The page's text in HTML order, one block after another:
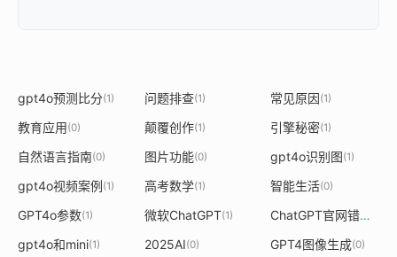
gpt4o预测比分(1) 问题排查(1) 常见原因(1)
教育应用(0) 颠覆创作(1) 引擎秘密(1)
自然语言指南(0) 图片功能(0) gpt4o识别图(1)
gpt4o视频案例(1) 高考数学(1) 智能生活(0)
GPT4o参数(1) 微软ChatGPT(1) ChatGPT官网错误
gpt4o和mini(1) 2025AI(0) GPT4图像生成(0)